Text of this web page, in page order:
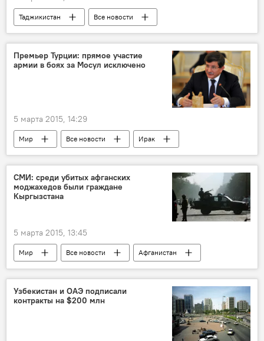
Таджикистан
Все новости
Культура
Казахстан
Кыргызстан
Эсхил
Новости Душанбе
Премьер Турции: прямое участие
армии в боях за Мосул исключено
5 марта 2015, 14:29
Мир Все новости
Ирак
Турция
Армия и вооружение
ИГИЛ
СМИ: среди убитых афганских
моджахедов были граждане
Кыргызстана
5 марта 2015, 13:45
Мир Все новости
Афганистан
Центральная Азия
ОДКБ
Узбекистан и ОАЭ подписали
контракты на $200 млн